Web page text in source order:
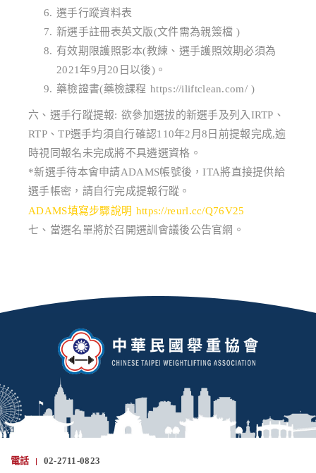
選手行蹤資料表
新選手註冊表英文版(文件需為親簽檔 )
有效期限護照影本(教練、選手護照效期必須為
2021年9月20日以後)。
藥檢證書(藥檢課程 https://iliftclean.com/ )
六、選手行蹤提報: 欲參加選拔的新選手及列入IRTP、
RTP、TP選手均須自行確認110年2月8日前提報完成,逾
時視同報名未完成將不具遴選資格。
*新選手待本會申請ADAMS帳號後，ITA將直接提供給
選手帳密，請自行完成提報行蹤。
ADAMS填寫步驟說明 https://reurl.cc/Q76V25
七、當選名單將於召開選訓會議後公告官網。
電話 02-2711-0823